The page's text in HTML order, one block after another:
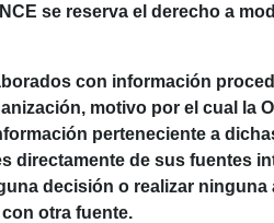
se reserva el derecho a
con información
motivo por el cual la
perteneciente a
directamente de sus fuentes
decisión o realizar ninguna
otra fuente.